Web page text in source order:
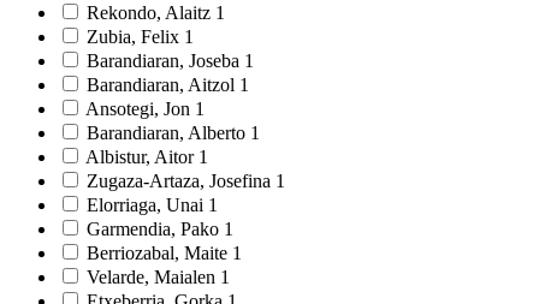
Rekondo, Alaitz 1
Zubia, Felix 1
Barandiaran, Joseba 1
Barandiaran, Aitzol 1
Ansotegi, Jon 1
Barandiaran, Alberto 1
Albistur, Aitor 1
Zugaza-Artaza, Josefina 1
Elorriaga, Unai 1
Garmendia, Pako 1
Berriozabal, Maite 1
Velarde, Maialen 1